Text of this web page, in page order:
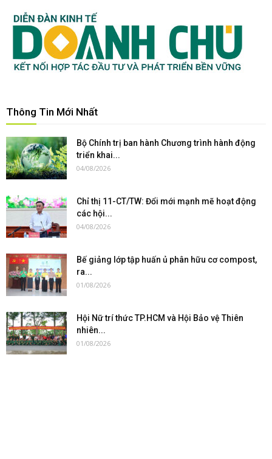
Thông Tin Mới Nhất
Bộ Chính trị ban hành Chương trình hành động
triển khai...
04/08/2026
Chỉ thị 11-CT/TW: Đổi mới mạnh mẽ hoạt động
các hội...
04/08/2026
Bế giảng lớp tập huấn ủ phân hữu cơ compost,
ra...
01/08/2026
Hội Nữ trí thức TP.HCM và Hội Bảo vệ Thiên
nhiên...
01/08/2026